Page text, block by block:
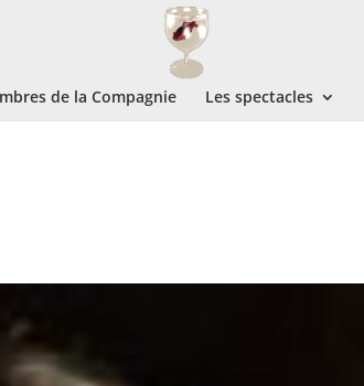
de la Compagnie Les spectacles